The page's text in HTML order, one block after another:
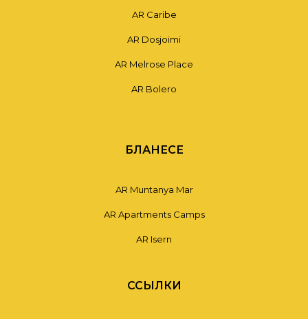
AR Caribe
AR Dosjoimi
AR Melrose Place
AR Bolero
БЛАНЕСЕ
AR Muntanya Mar
AR Apartments Camps
AR Isern
ССЫЛКИ